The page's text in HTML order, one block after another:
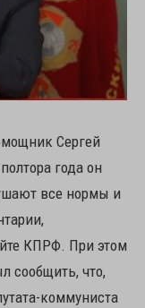
Сергей
года он
все нормы и
КПРФ. При этом
сообщить, что,
коммуниста